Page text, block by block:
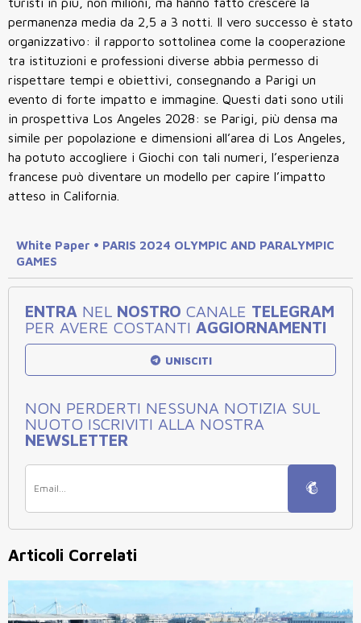
permanenza media da 2,5 a 3 notti. Il vero successo è stato
organizzativo: il rapporto sottolinea come la cooperazione
tra istituzioni e professioni diverse abbia permesso di
rispettare tempi e obiettivi, consegnando a Parigi un
evento di forte impatto e immagine. Questi dati sono utili
in prospettiva Los Angeles 2028: se Parigi, più densa ma
simile per popolazione e dimensioni all’area di Los Angeles,
ha potuto accogliere i Giochi con tali numeri, l’esperienza
francese può diventare un modello per capire l’impatto
atteso in California.
White Paper • PARIS 2024 OLYMPIC AND PARALYMPIC
GAMES
ENTRA NEL NOSTRO CANALE TELEGRAM
PER AVERE COSTANTI AGGIORNAMENTI
UNISCITI
NON PERDERTI NESSUNA NOTIZIA SUL
NUOTO ISCRIVITI ALLA NOSTRA
NEWSLETTER
Articoli Correlati